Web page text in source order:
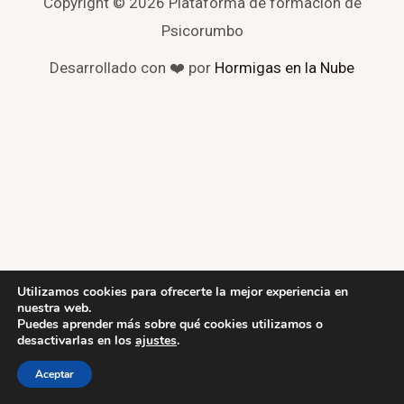
Psicorumbo
Desarrollado con ❤️ por Hormigas en la Nube
Utilizamos cookies para ofrecerte la mejor experiencia en
nuestra web.
Puedes aprender más sobre qué cookies utilizamos o
desactivarlas en los ajustes.
Aceptar